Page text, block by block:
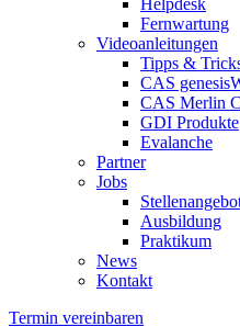
Helpdesk
Fernwartung
Videoanleitungen
Tipps &
CAS
CAS Merlin
GDI Produkte
Evalanche
Partner
Jobs
Ausbildung
Praktikum
News
Kontakt
Termin vereinbaren